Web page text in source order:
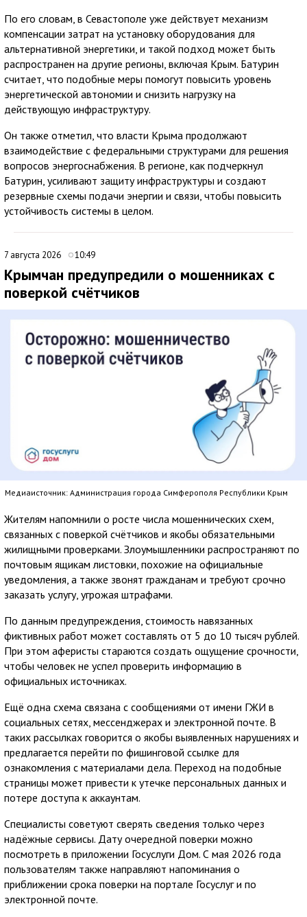
По его словам, в Севастополе уже действует механизм
компенсации затрат на установку оборудования для
альтернативной энергетики, и такой подход может быть
распространен на другие регионы, включая Крым. Батурин
считает, что подобные меры помогут повысить уровень
энергетической автономии и снизить нагрузку на
действующую инфраструктуру.
Он также отметил, что власти Крыма продолжают
взаимодействие с федеральными структурами для решения
вопросов энергоснабжения. В регионе, как подчеркнул
Батурин, усиливают защиту инфраструктуры и создают
резервные схемы подачи энергии и связи, чтобы повысить
устойчивость системы в целом.
7 августа 2026 10:49
Крымчан предупредили о мошенниках с
поверкой счётчиков
Медиаисточник: Администрация города Симферополя Республики Крым
Жителям напомнили о росте числа мошеннических схем,
связанных с поверкой счётчиков и якобы обязательными
жилищными проверками. Злоумышленники распространяют по
почтовым ящикам листовки, похожие на официальные
уведомления, а также звонят гражданам и требуют срочно
заказать услугу, угрожая штрафами.
По данным предупреждения, стоимость навязанных
фиктивных работ может составлять от 5 до 10 тысяч рублей.
При этом аферисты стараются создать ощущение срочности,
чтобы человек не успел проверить информацию в
официальных источниках.
Ещё одна схема связана с сообщениями от имени ГЖИ в
социальных сетях, мессенджерах и электронной почте. В
таких рассылках говорится о якобы выявленных нарушениях и
предлагается перейти по фишинговой ссылке для
ознакомления с материалами дела. Переход на подобные
страницы может привести к утечке персональных данных и
потере доступа к аккаунтам.
Специалисты советуют сверять сведения только через
надёжные сервисы. Дату очередной поверки можно
посмотреть в приложении Госуслуги Дом. С мая 2026 года
пользователям также направляют напоминания о
приближении срока поверки на портале Госуслуг и по
электронной почте.